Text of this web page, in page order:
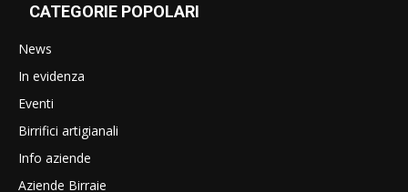
CATEGORIE POPOLARI
News
In evidenza
Eventi
Birrifici artigianali
Info aziende
Aziende Birraie